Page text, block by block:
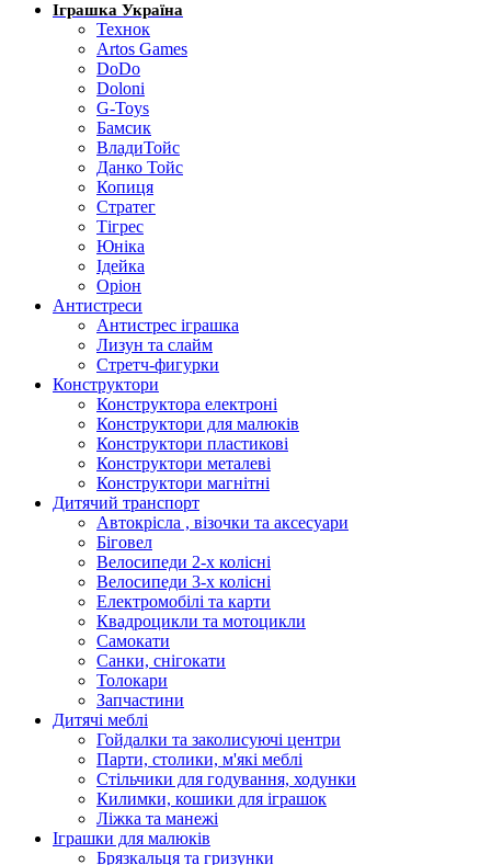
Іграшка Україна
Технок
Artos Games
DoDo
Doloni
G-Toys
Бамсик
ВладиТойс
Данко Тойс
Копиця
Стратег
Тігрес
Юніка
Ідейка
Оріон
Антистреси
Антистрес іграшка
Лизун та слайм
Стретч-фигурки
Конструктори
Конструктора електроні
Конструктори для малюків
Конструктори пластикові
Конструктори металеві
Конструктори магнітні
Дитячий транспорт
Автокрісла , візочки та аксесуари
Біговел
Велосипеди 2-х колісні
Велосипеди 3-х колісні
Електромобілі та карти
Квадроцикли та мотоцикли
Самокати
Санки, снігокати
Толокари
Запчастини
Дитячі меблі
Гойдалки та заколисуючі центри
Парти, столики, м'які меблі
Стільчики для годування, ходунки
Килимки, кошики для іграшок
Ліжка та манежі
Іграшки для малюків
Брязкальця та гризунки